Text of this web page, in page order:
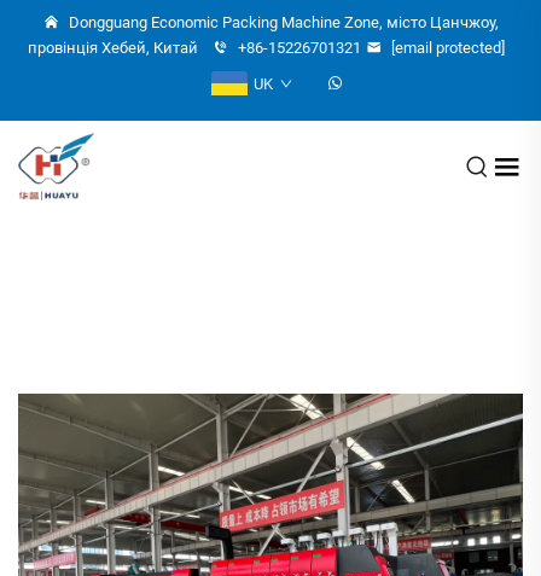
Dongguang Economic Packing Machine Zone, місто Цанчжоу,
провінція Хебей, Китай
+86-15226701321
[email protected]
UK